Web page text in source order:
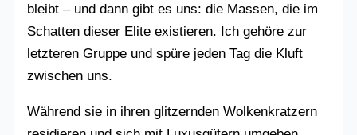
bleibt – und dann gibt es uns: die Massen, die im
Schatten dieser Elite existieren. Ich gehöre zur
letzteren Gruppe und spüre jeden Tag die Kluft
zwischen uns.
Während sie in ihren glitzernden Wolkenkratzern